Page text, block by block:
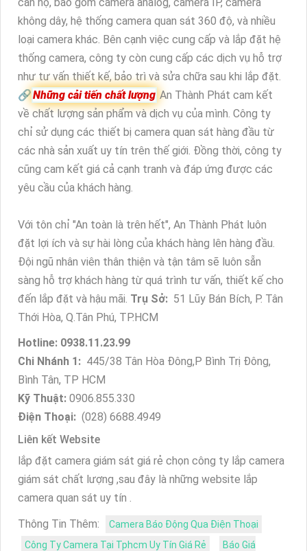
không dây, hệ thống camera quan sát 360 độ, và nhiều
loại camera khác. Bên cạnh việc cung cấp và lắp đặt hệ
thống camera, công ty còn cung cấp các dịch vụ hỗ trợ
như tư vấn thiết kế, bảo trì và sửa chữa sau khi lắp đặt.
🔗Những cải tiến chất lượng An Thành Phát cam kết
về chất lượng sản phẩm và dịch vụ của mình. Công ty
chỉ sử dụng các thiết bị camera quan sát hàng đầu từ
các nhà sản xuất uy tín trên thế giới. Đồng thời, công ty
cũng cam kết giá cả cạnh tranh và đáp ứng được các
yêu cầu của khách hàng.
Với tôn chỉ "An toàn là trên hết", An Thành Phát luôn
đặt lợi ích và sự hài lòng của khách hàng lên hàng đầu.
Đội ngũ nhân viên thân thiện và tận tâm sẽ luôn sẵn
sàng hỗ trợ khách hàng từ quá trình tư vấn, thiết kế cho
đến lắp đặt và hậu mãi. Trụ Sở: 51 Lũy Bán Bích, P. Tân
Thới Hòa, Q.Tân Phú, TP.HCM
Hotline: 0938.11.23.99
Chi Nhánh 1: 445/38 Tân Hòa Đông,P Bình Trị Đông,
Bình Tân, TP HCM
Kỹ Thuật: 0906.855.330
Điện Thoại: (028) 6688.4949
Liên kết Website
lắp đặt camera giám sát giá rẻ chọn công ty lắp camera
giám sát chất lượng ,sau đây là những website lắp
camera quan sát uy tín .
Thông Tin Thêm:
Camera Báo Động Qua Điện Thoại
Công Ty Camera Tại Tphcm Uy Tín Giá Rẻ
Báo Giá